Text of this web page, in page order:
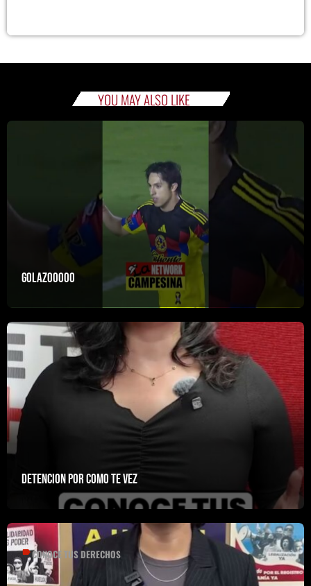
YOU MAY ALSO LIKE
GOLAZOOOOO
Detencion por como te vez
labelCONOCE TUS DERECHOS